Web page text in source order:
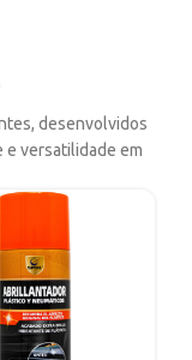
desenvolvidos
e versatilidade em